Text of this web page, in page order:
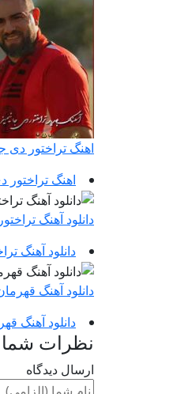
اهنگ تراختور دی
اهنگ تراختور
دانلود آهنگ
دانلود آهنگ
دانلود آهنگ
دانلود آهنگ
نظرات شما
ارسال دیدگاه